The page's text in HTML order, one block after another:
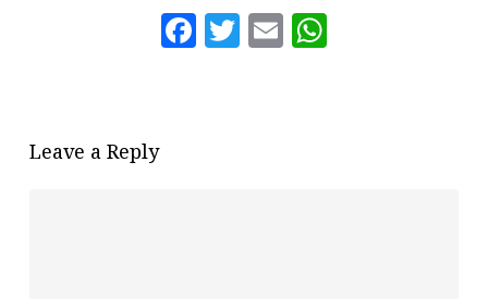
Facebook
Twitter
Email
Leave a Reply